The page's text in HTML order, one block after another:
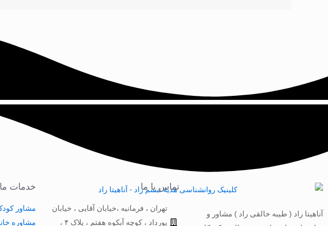
آناهیتا راد ( طیبه خالقی راد ) مشاور و
تماس با ما
تهران ، فرمانیه ،خیابان آقایی ، خیابان
پورداد ، کوچه آبکوه هفتم ، پلاک ۴ ،
خدمات ما
مشاور
مشاوره